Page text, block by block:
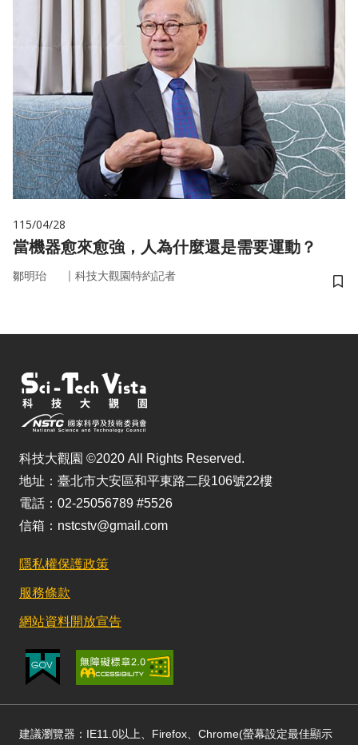
115/04/28
當機器愈來愈強，人為什麼還是需要運動？
鄒明珆 ｜ 科技大觀園特約記者
儲
科技大觀園 ©2020 All Rights Reserved.
地址：臺北市大安區和平東路二段106號22樓
電話：02-25056789 #5526
信箱：nstcstv@gmail.com
隱私權保護政策
服務條款
網站資料開放宣告
建議瀏覽器：IE11.0以上、Firefox、Chrome(螢幕設定最佳顯示